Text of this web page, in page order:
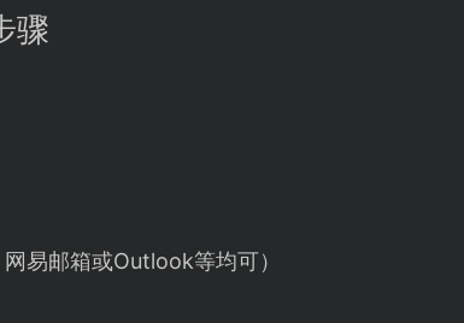
骤
易邮箱或Outlook等均可）